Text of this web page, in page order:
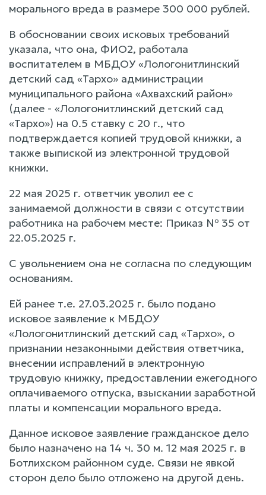
морального вреда в размере 300 000 рублей.
В обосновании своих исковых требований
указала, что она, ФИО2, работала
воспитателем в МБДОУ «Лологонитлинский
детский сад «Тархо» администрации
муниципального района «Ахвахский район»
(далее - «Лологонитлинский детский сад
«Тархо») на 0.5 ставку с 20 г., что
подтверждается копией трудовой книжки, а
также выпиской из электронной трудовой
книжки.
22 мая 2025 г. ответчик уволил ее с
занимаемой должности в связи с отсутствии
работника на рабочем месте: Приказ № 35 от
22.05.2025 г.
С увольнением она не согласна по следующим
основаниям.
Ей ранее т.е. 27.03.2025 г. было подано
исковое заявление к МБДОУ
«Лологонитлинский детский сад «Тархо», о
признании незаконными действия ответчика,
внесении исправлений в электронную
трудовую книжку, предоставлении ежегодного
оплачиваемого отпуска, взыскании заработной
платы и компенсации морального вреда.
Данное исковое заявление гражданское дело
было назначено на 14 ч. 30 м. 12 мая 2025 г. в
Ботлихском районном суде. Связи не явкой
сторон дело было отложено на другой день.